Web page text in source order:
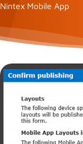
Nintex Mobile App